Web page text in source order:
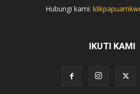
Hubungi kami:
IKUTI KAMI